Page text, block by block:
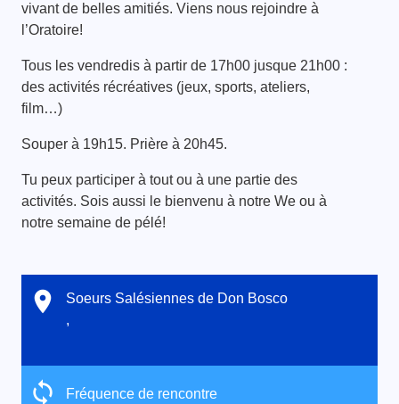
vivant de belles amitiés. Viens nous rejoindre à
l’Oratoire!
Tous les vendredis à partir de 17h00 jusque 21h00 :
des activités récréatives (jeux, sports, ateliers,
film…)
Souper à 19h15. Prière à 20h45.
Tu peux participer à tout ou à une partie des
activités. Sois aussi le bienvenu à notre We ou à
notre semaine de pélé!
Soeurs Salésiennes de Don Bosco
,
Fréquence de rencontre